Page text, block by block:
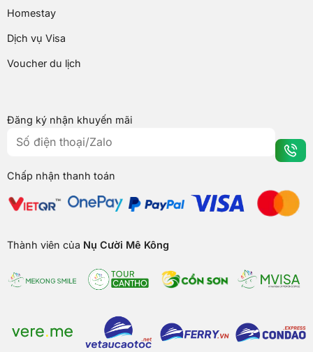
Homestay
Dịch vụ Visa
Voucher du lịch
Đăng ký nhận khuyến mãi
Chấp nhận thanh toán
Thành viên của Nụ Cười Mê Kông